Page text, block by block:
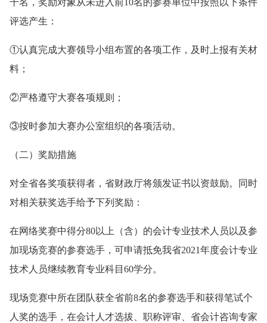
干名，奖励对象从未进入前10名的参赛单位中按照以下条件
评选产生：
①认真完成大赛领导小组布置的各项工作，及时上报有关材
料；
②严格遵守大赛各项规则；
③按时参加大赛办公室组织的各项活动。
（二）奖励措施
对全省各奖项获得者，省财政厅将颁发证书以资鼓励。同时
对相关获奖选手给予下列奖励：
在网络奖赛中得分80以上（含）的会计专业技术人员以及参
加现场竞赛的参赛选手，可申请抵免我省2021年度会计专业
技术人员继续教育专业科目60学分。
现场竞赛中所在团队获全省前8名的参赛选手和获得笔试个
人奖的选手，在会计人才选拔、职称评审、省会计咨询专家